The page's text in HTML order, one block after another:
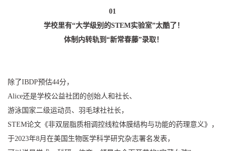
01
学校里有“大学级别的STEM实验室”太酷了！
体制内转轨到“新常春藤”录取！
除了IBDP预估44分，
Alice还是学校公益社团的创始人和社长、
游泳国家二级运动员、羽毛球社社长，
STEM论文《非双层脂质相调控线粒体膜结构与功能的药理意义》，
于2023年8月在美国生物医学科学研究杂志署名发表，